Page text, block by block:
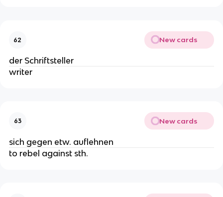
62 New cards
der Schriftsteller
writer
63 New cards
sich gegen etw. auflehnen
to rebel against sth.